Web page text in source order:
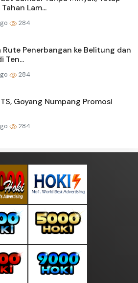
Lam...
284
Rute Penerbangan ke Belitung dan
Ten...
284
Goyang Numpang Promosi
284